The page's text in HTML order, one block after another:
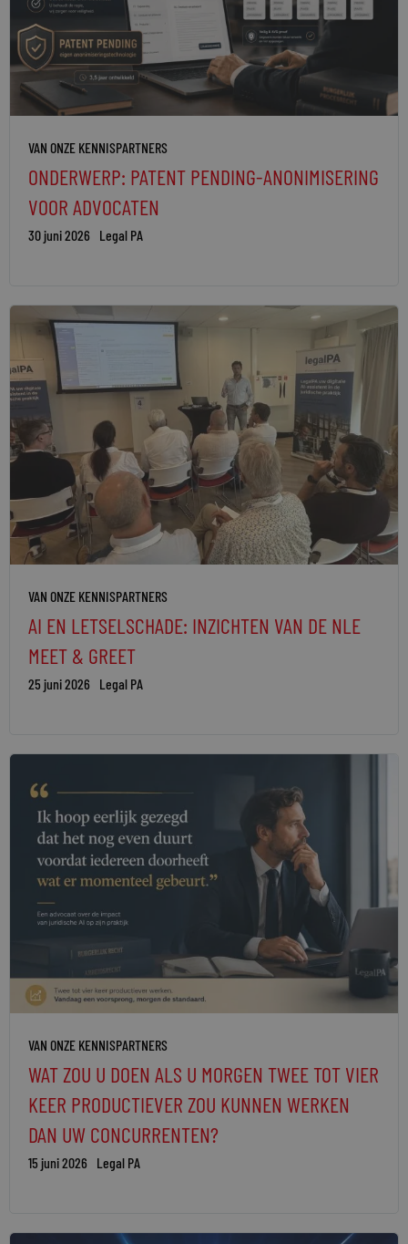
VAN ONZE KENNISPARTNERS
ONDERWERP: PATENT PENDING-ANONIMISERING
VOOR ADVOCATEN
30 juni 2026 Legal PA
VAN ONZE KENNISPARTNERS
AI EN LETSELSCHADE: INZICHTEN VAN DE NLE
MEET & GREET
25 juni 2026 Legal PA
VAN ONZE KENNISPARTNERS
WAT ZOU U DOEN ALS U MORGEN TWEE TOT VIER
KEER PRODUCTIEVER ZOU KUNNEN WERKEN
DAN UW CONCURRENTEN?
15 juni 2026 Legal PA